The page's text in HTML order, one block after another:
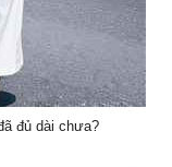
đủ dài chưa?